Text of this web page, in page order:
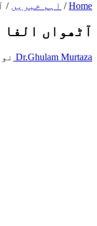
Home
/ اہم خبریں /
آٹھواں الفا اسپورٹس
Dr.Ghulam Murtaza